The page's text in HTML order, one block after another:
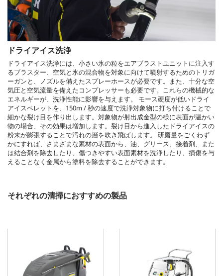
ドライアイス洗浄
ドライアイス洗浄には、小さい氷の粒をエアブラストユニットに注入す
るブラスター、空気と氷の混合物を対象に向けて噴射するためのトリガ
ーガンと、ノズルを備えたスプレーホースが必要です。また、十分な空
気圧と空気流量を備えたコンプレッサーも必要です。これらの機械的な
エネルギーが、洗浄性能に影響を与えます。 モース硬度が低いドライ
アイスペレットを、150m / 秒の速度で洗浄対象物に打ち付けることで
細かな裂け目を作り出します。対象物が射出成金型の様に表面が温かい
物の場合、その効果は増加します。裂け目から進入したドライアイスの
粉末が膨張することで汚れの層を吹き飛ばします。 研磨量をごくわず
かにすれば、さまざまな素材の表面から、油、グリース、接着剤、また
は結合剤を除去したり、傷つきやすい表面素材を洗浄したり、損傷を与
えることなく金属から塗料を除去することができます。
それぞれの清掃におすすめの製品